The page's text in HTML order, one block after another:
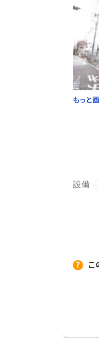
もっと
こ